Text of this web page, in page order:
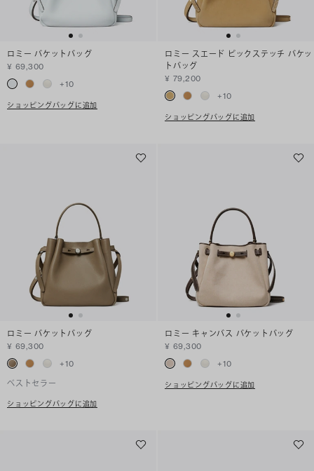
ロミー バケットバッグ
¥ 69,300
+10
ショッピングバッグに追加
ロミー スエード ピックステッチ バケッ
トバッグ
¥ 79,200
+10
ショッピングバッグに追加
ロミー バケットバッグ
¥ 69,300
+10
ベストセラー
ショッピングバッグに追加
ロミー キャンバス バケットバッグ
¥ 69,300
+10
ショッピングバッグに追加